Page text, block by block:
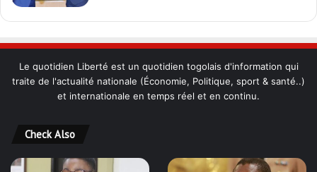
Le quotidien Liberté est un quotidien togolais d'information qui
traite de l'actualité nationale (Économie, Politique, sport & santé..)
et internationale en temps réel et en continu.